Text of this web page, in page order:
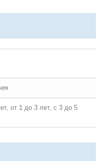
от 1 до 3 лет, с 3 до 5